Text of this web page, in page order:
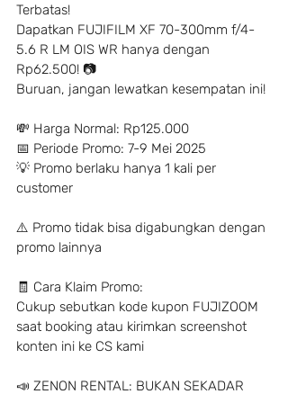
Terbatas!
Dapatkan FUJIFILM XF 70-300mm f/4-
5.6 R LM OIS WR hanya dengan
Rp62.500! 📷
Buruan, jangan lewatkan kesempatan ini!
💸 Harga Normal: Rp125.000
📅 Periode Promo: 7-9 Mei 2025
💡 Promo berlaku hanya 1 kali per
customer
⚠️ Promo tidak bisa digabungkan dengan
promo lainnya
🧾 Cara Klaim Promo:
Cukup sebutkan kode kupon FUJIZOOM
saat booking atau kirimkan screenshot
konten ini ke CS kami
📣 ZENON RENTAL: BUKAN SEKADAR